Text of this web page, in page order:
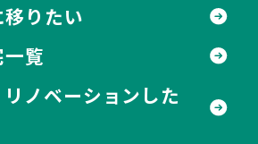
りたい
覧
ノベーションした